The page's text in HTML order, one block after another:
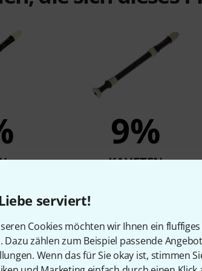
serviert!
Cookies möchten wir Ihnen ein
Dazu zählen zum Beispiel passende
Wenn das für Sie okay ist, stimmen
9%
KAUFTEN
Vergleichen